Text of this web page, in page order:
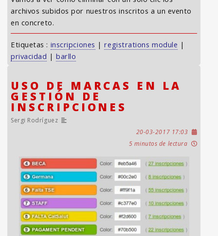
archivos subidos por nuestros inscritos a un evento
en concreto.
Etiquetas : inscripciones |registrations module |
privacidad |barllo
USO DE MARCAS EN LA
GESTIÓN DE
INSCRIPCIONES
Sergi Rodríguez
20-03-2017 17:03
5 minutos de lectura